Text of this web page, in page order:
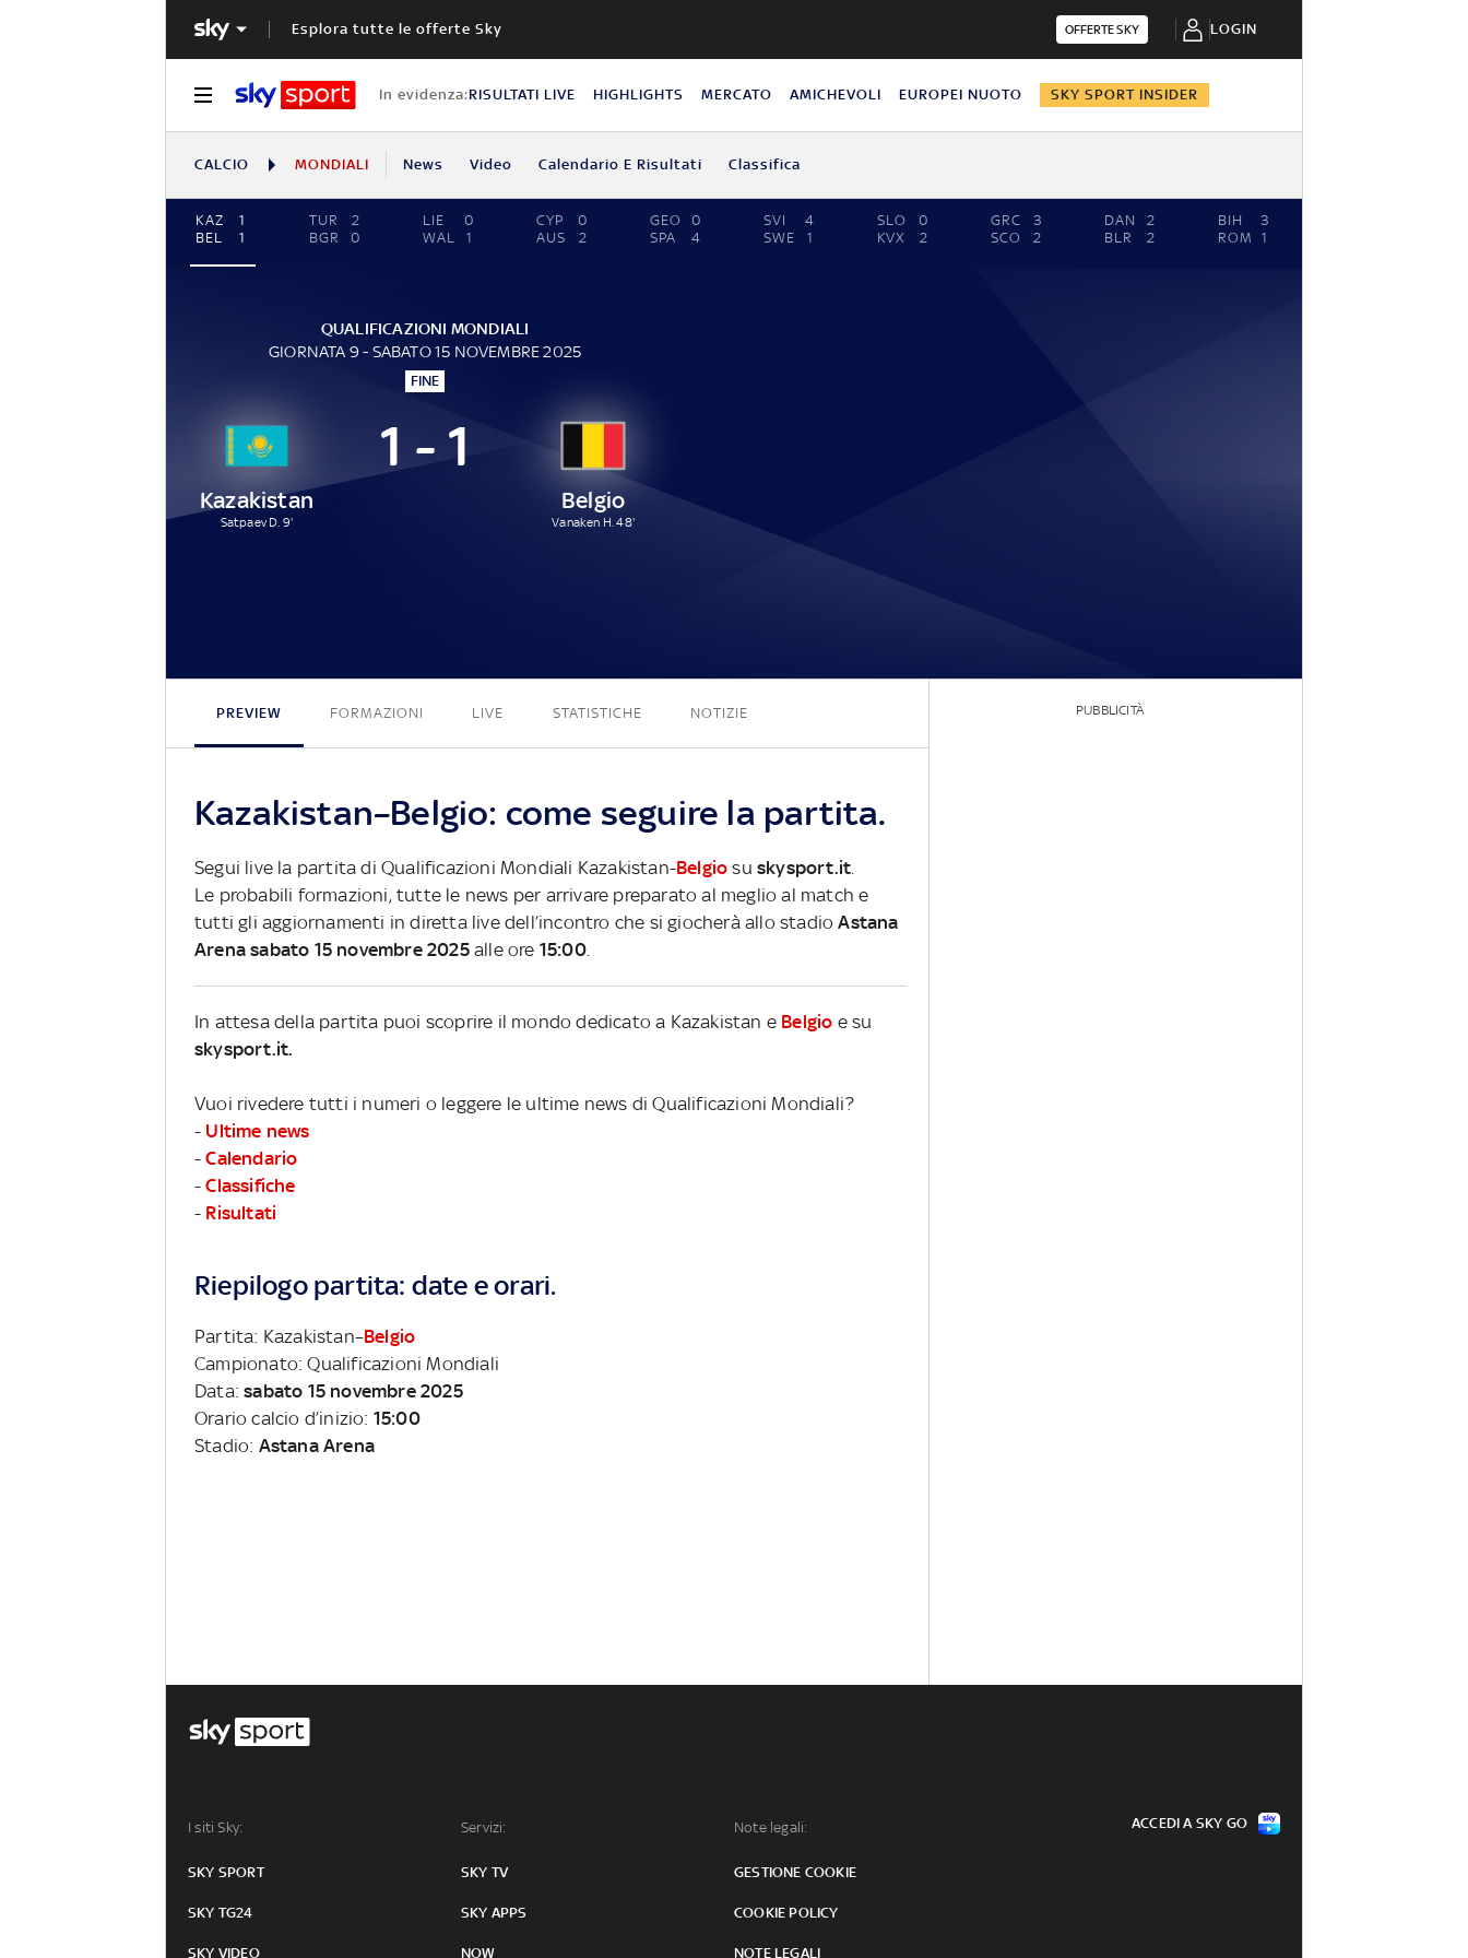
Esplora tutte le offerte Sky OFFERTE SKY LOGIN
In evidenza:RISULTATI LIVE HIGHLIGHTS MERCATO AMICHEVOLI EUROPEI NUOTO SKY SPORT INSIDER
CALCIO MONDIALI News Video Calendario E Risultati Classifica
KAZ
1
BEL
1
TUR
2
BGR
0
LIE
0
WAL
1
CYP
0
AUS
2
GEO
0
SPA
4
SVI
4
SWE
1
SLO
0
KVX
2
GRC
3
SCO
2
DAN
2
BLR
2
BIH
3
ROM
1
QUALIFICAZIONI MONDIALI
GIORNATA 9 - SABATO 15 NOVEMBRE 2025
FINE
Kazakistan
Satpaev D. 9'
1 - 1
Belgio
Vanaken H. 48'
PREVIEW FORMAZIONI LIVE STATISTICHE NOTIZIE
Kazakistan–Belgio: come seguire la partita.
Segui live la partita di Qualificazioni Mondiali Kazakistan-Belgio suskysport.it
Le probabili formazioni, tutte le news per arrivare preparato al meglio al match e
tutti gli aggiornamenti in diretta live dell’incontro che si giocherà allo stadioAstana
Arena sabato 15 novembre 2025alle ore 15:00.
In attesa della partita puoi scoprire il mondo dedicato a Kazakistan e Belgio e su
skysport.it.
Vuoi rivedere tutti i numeri o leggere le ultime news di Qualificazioni Mondiali?
- Ultime news
-Calendario
-Classifiche
- Risultati
Riepilogo partita: date e orari.
Partita: Kazakistan–Belgio
Campionato: Qualificazioni Mondiali
Data:sabato 15 novembre 2025
Orario calcio d’inizio: 15:00
Stadio: Astana Arena
PUBBLICITÀ
I siti Sky:
SKY SPORT
SKY TG24
SKY VIDEO
Servizi:
SKY TV
SKY APPS
NOW
Note legali:
GESTIONE COOKIE
COOKIE POLICY
NOTE LEGALI
ACCEDI A SKY GO